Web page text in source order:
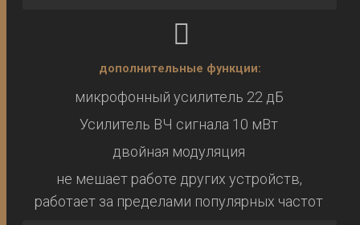
дополнительные функции:
микрофонный усилитель 22 дБ
Усилитель ВЧ сигнала 10 мВт
двойная модуляция
не мешает работе других устройств,
работает за пределами популярных частот